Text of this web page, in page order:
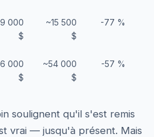
000
$
~15 500
$
-77 %
000
$
~54 000
$
-57 %
soulignent qu'il s'est remis
vrai — jusqu'à présent. Mais